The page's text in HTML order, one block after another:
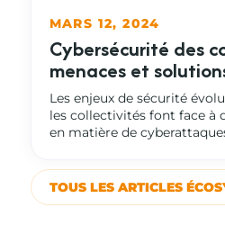
Cybersécurité des
menaces et
MARS 12, 2024
Les enjeux de sécurité
les collectivités font face à
en matière de
TOUS LES ARTICLES